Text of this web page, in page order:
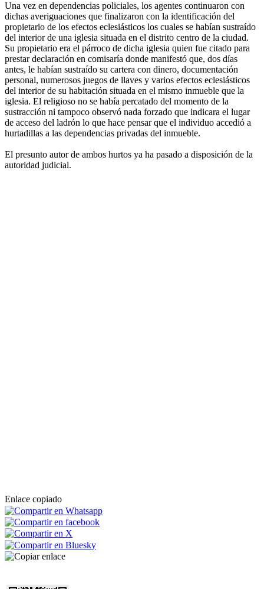
Una vez en dependencias policiales, los agentes continuaron con
dichas averiguaciones que finalizaron con la identificación del
propietario de los efectos eclesiásticos los cuales se habían sustraído
del interior de una iglesia situada en el distrito centro de la ciudad.
Su propietario era el párroco de dicha iglesia quien fue citado para
prestar declaración en comisaría donde manifestó que, dos días
antes, le habían sustraído su cartera con dinero, documentación
personal, numerosos juegos de llaves y varios efectos eclesiásticos
del interior de su habitación situada en el mismo inmueble que la
iglesia. El religioso no se había percatado del momento de la
sustracción ni tampoco observó nada forzado que indicara el lugar
de acceso del ladrón lo que hace pensar que el individuo accedió a
hurtadillas a las dependencias privadas del inmueble.
El presunto autor de ambos hurtos ya ha pasado a disposición de la
autoridad judicial.
Enlace copiado